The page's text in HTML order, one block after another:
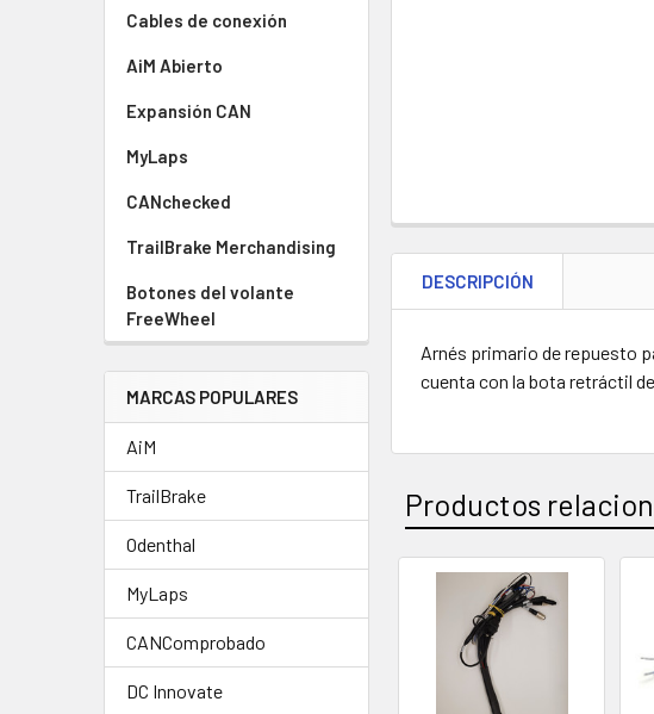
Cables de conexión
AiM Abierto
Expansión CAN
MyLaps
CANchecked
TrailBrake Merchandising
Botones del volante
FreeWheel
MARCAS POPULARES
AiM
TrailBrake
Odenthal
MyLaps
CANComprobado
DC Innovate
DESCRIPCIÓN
Arnés primario de repuesto
cuenta con la bota retráctil
Productos
Productos
relacionados